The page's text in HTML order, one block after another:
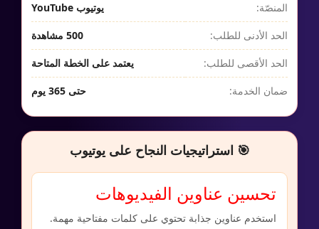
المنصّة: يوتيوب YouTube
الحد الأدنى للطلب: 500 مشاهدة
الحد الأقصى للطلب: يعتمد على الخطة المتاحة
ضمان الخدمة: حتى 365 يوم
🎯 استراتيجيات النجاح على يوتيوب
تحسين عناوين الفيديوهات
استخدم عناوين جذابة تحتوي على كلمات مفتاحية مهمة.